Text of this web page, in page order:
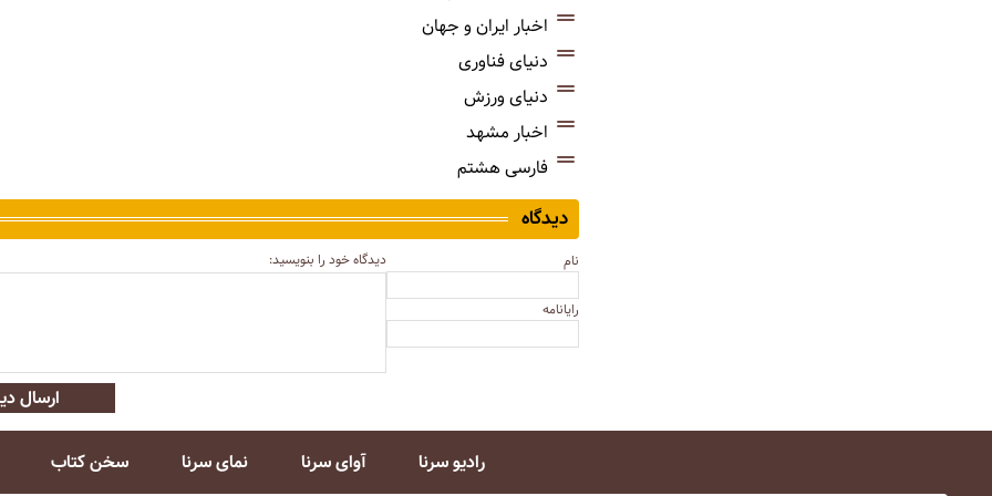
اخبار ایران و جهان
دنیای فناوری
دنیای ورزش
اخبار مشهد
فارسی هشتم
دیدگاه
نام
رایانامه
دیدگاه خود را بنویسید:
ارسال
رادیو سرنا آوای سرنا نمای سرنا سخن کتاب